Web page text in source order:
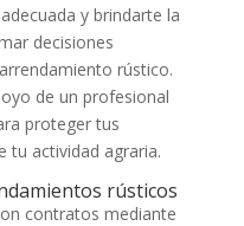
y brindarte la
decisiones
rústico.
de un profesional
proteger tus
tu actividad agraria.
rústicos
contratos mediante